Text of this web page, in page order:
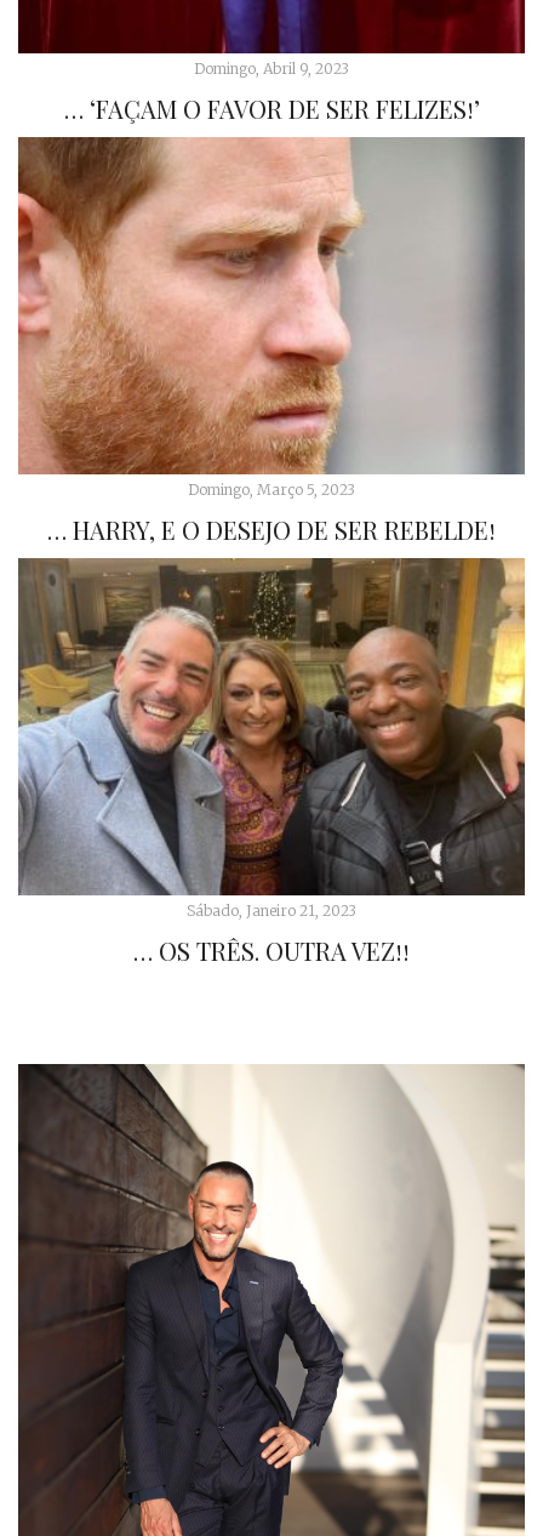
Domingo, Abril 9, 2023
… ‘FAÇAM O FAVOR DE SER FELIZES!’
Domingo, Março 5, 2023
… HARRY, E O DESEJO DE SER REBELDE!
Sábado, Janeiro 21, 2023
… OS TRÊS. OUTRA VEZ!!